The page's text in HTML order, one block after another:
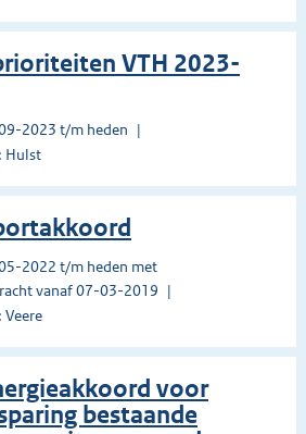
VTH 2023-
2023 t/m heden
Hulst
2022 t/m heden met
vanaf 07-03-2019
voor
bestaande